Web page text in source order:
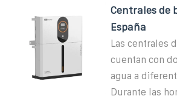
Centrales de
España
Las centrales
cuentan con
agua a
Durante las